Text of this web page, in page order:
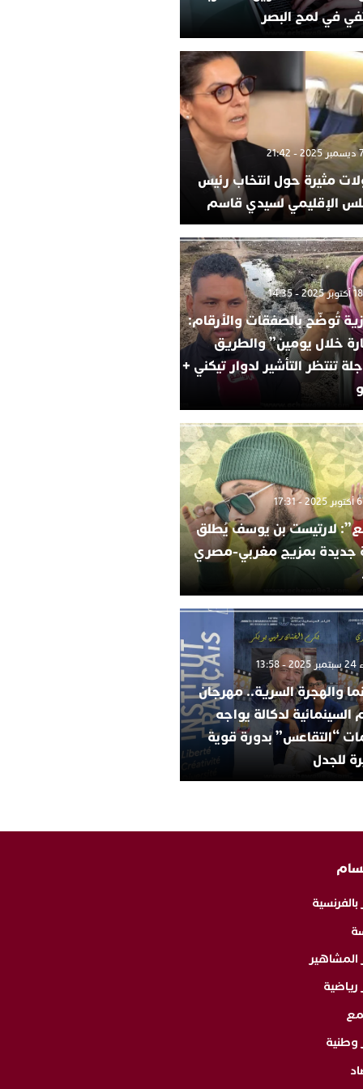
في لمح البصر
مثيرة حول انتخاب رئيس
الإقليمي لسيدي قاسم
تُوضّح بالصفقات والأرقام:
خلال يومين” والطريق
تنتظر التأشير لدوار تيكني +
لارتيست بن يوسف يُطلق
جديدة بمزيج مغربي-مصري
والهجرة السرية.. مهرجان
السينمائية لدكالة يواجه
“التقاعس” بدورة قوية
للجدل
بالفرنسية
المشاهير
رياضية
وطنية